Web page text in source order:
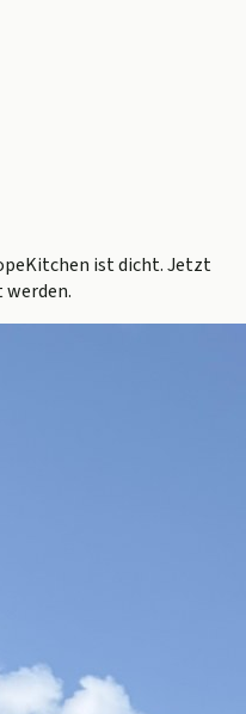
ist dicht. Jetzt
werden.